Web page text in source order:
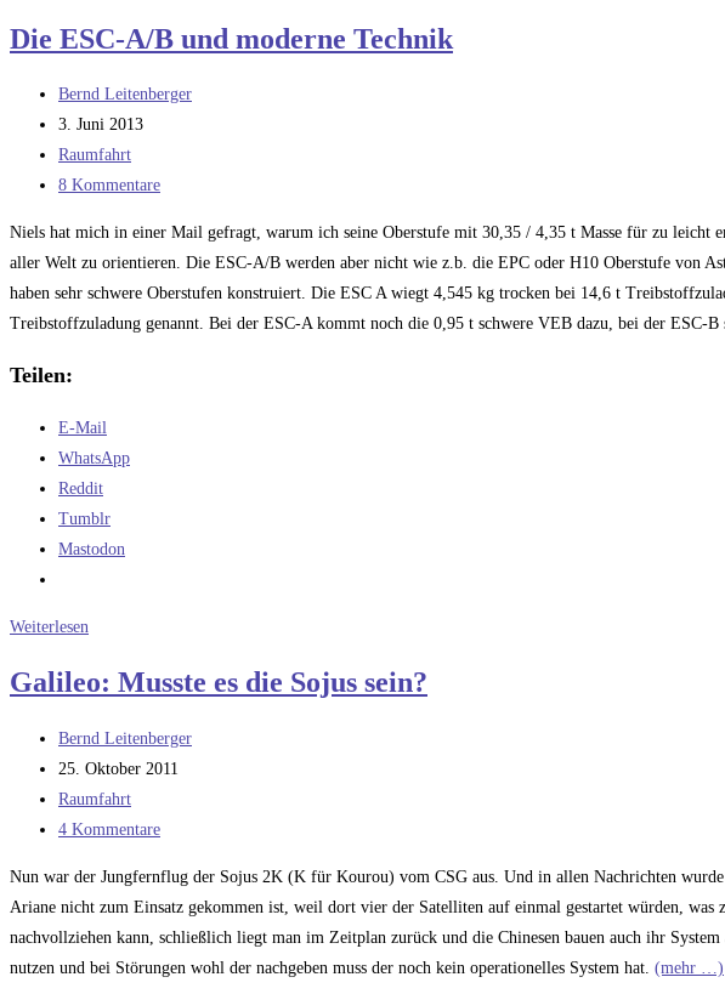
zu
mehr
Nutzlast
durch
LOX/Methan
Die ESC-A/B und moderne Technik
Beitrags-
Autor:
Bernd Leitenberger
Beitrag
veröffentlicht:
3. Juni 2013
Beitrags-
Kategorie:
Raumfahrt
Beitrags-
8 Kommentare
Niels hat mich in einer Mail gefragt, warum ich seine Oberstufe mit 30,35 / 4,35 t Masse für zu leicht
aller Welt zu orientieren. Die ESC-A/B werden aber nicht wie z.b. die EPC oder H10 Oberstufe von
haben sehr schwere Oberstufen konstruiert. Die ESC A wiegt 4,545 kg trocken bei 14,6 t
Treibstoffzuladung genannt. Bei der ESC-A kommt noch die 0,95 t schwere VEB dazu, bei der ESC-B
Teilen:
E-Mail
WhatsApp
Reddit
Tumblr
Mastodon
Weiterlesen
A/B
moderne
Technik
Galileo: Musste es die Sojus sein?
Beitrags-
Autor:
Bernd Leitenberger
Beitrag
veröffentlicht:
25. Oktober 2011
Beitrags-
Kategorie:
Raumfahrt
Beitrags-
4 Kommentare
Nun war der Jungfernflug der Sojus 2K (K für Kourou) vom CSG aus. Und in allen Nachrichten
Ariane nicht zum Einsatz gekommen ist, weil dort vier der Satelliten auf einmal gestartet würden,
nachvollziehen kann, schließlich liegt man im Zeitplan zurück und die Chinesen bauen auch ihr System
nutzen und bei Störungen wohl der nachgeben muss der noch kein operationelles System hat. (mehr …)